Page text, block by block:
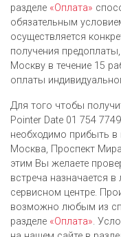
разделе «Оплата»
обязательным
осуществляется
получения
Москву в течение 15
оплаты
Для того чтобы
Pointer Date 01 754
необходимо прибыть в
Москва, Проспект
этим Вы желаете
встреча назначается
сервисном центре.
возможно любым из
разделе «Оплата».